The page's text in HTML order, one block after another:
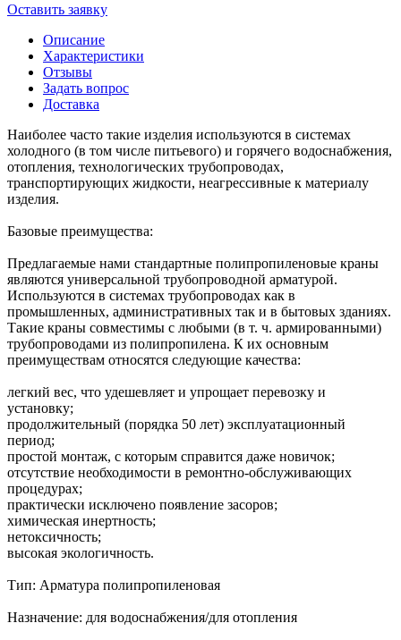
Оставить заявку
Описание
Характеристики
Отзывы
Задать вопрос
Доставка
Наиболее часто такие изделия используются в системах
холодного (в том числе питьевого) и горячего водоснабжения,
отопления, технологических трубопроводах,
транспортирующих жидкости, неагрессивные к материалу
изделия.
Базовые преимущества:
Предлагаемые нами стандартные полипропиленовые краны
являются универсальной трубопроводной арматурой.
Используются в системах трубопроводах как в
промышленных, административных так и в бытовых зданиях.
Такие краны совместимы с любыми (в т. ч. армированными)
трубопроводами из полипропилена. К их основным
преимуществам относятся следующие качества:
легкий вес, что удешевляет и упрощает перевозку и
установку;
продолжительный (порядка 50 лет) эксплуатационный
период;
простой монтаж, с которым справится даже новичок;
отсутствие необходимости в ремонтно-обслуживающих
процедурах;
практически исключено появление засоров;
химическая инертность;
нетоксичность;
высокая экологичность.
Тип: Арматура полипропиленовая
Назначение: для водоснабжения/для отопления